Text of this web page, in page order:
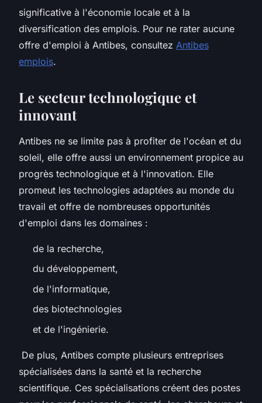
significative à l'économie locale et à la
diversification des emplois. Pour ne rater aucune
offre d'emploi à Antibes, consultez Antibes
emplois.
Le secteur technologique et
innovant
Antibes ne se limite pas à profiter de l'océan et du
soleil, elle offre aussi un environnement propice au
progrès technologique et à l'innovation. Elle
promeut les technologies adaptées au monde du
travail et offre de nombreuses opportunités
d'emploi dans les domaines :
de la recherche,
du développement,
de l'informatique,
des biotechnologies
et de l'ingénierie.
De plus, Antibes compte plusieurs entreprises
spécialisées dans la santé et la recherche
scientifique. Ces spécialisations créent des postes